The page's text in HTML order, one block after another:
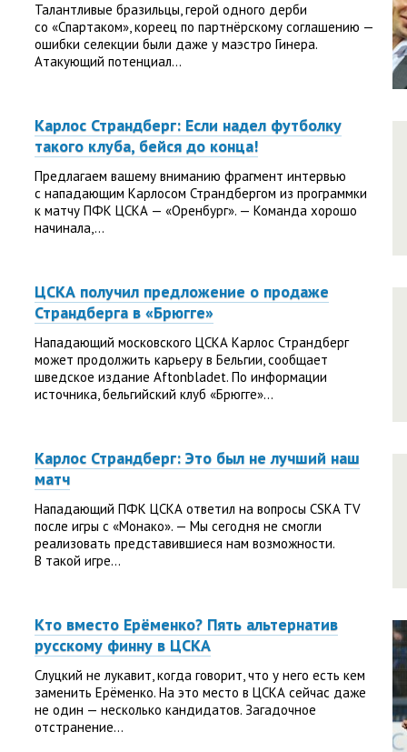
Талантливые бразильцы, герой одного дерби
со «Спартаком», кореец по партнёрскому соглашению —
ошибки селекции были даже у маэстро Гинера.
Атакующий потенциал...
Карлос Страндберг: Если надел футболку
такого клуба, бейся до конца!
Предлагаем вашему вниманию фрагмент интервью
с нападающим Карлосом Страндбергом из программки
к матчу ПФК ЦСКА — «Оренбург». — Команда хорошо
начинала,...
ЦСКА получил предложение о продаже
Страндберга в «Брюгге»
Нападающий московского ЦСКА Карлос Страндберг
может продолжить карьеру в Бельгии, сообщает
шведское издание Aftonbladet. По информации
источника, бельгийский клуб «Брюгге»...
Карлос Страндберг: Это был не лучший наш
матч
Нападающий ПФК ЦСКА ответил на вопросы CSKA TV
после игры с «Монако». — Мы сегодня не смогли
реализовать представившиеся нам возможности.
В такой игре...
Кто вместо Ерёменко? Пять альтернатив
русскому финну в ЦСКА
Слуцкий не лукавит, когда говорит, что у него есть кем
заменить Ерёменко. На это место в ЦСКА сейчас даже
не один — несколько кандидатов. Загадочное
отстранение...